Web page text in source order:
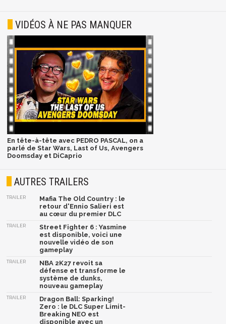
VIDÉOS À NE PAS MANQUER
En tête-à-tête avec PEDRO PASCAL, on a
parlé de Star Wars, Last of Us, Avengers
Doomsday et DiCaprio
AUTRES TRAILERS
TRAILER
Mafia The Old Country : le
retour d'Ennio Salieri est
au cœur du premier DLC
TRAILER
Street Fighter 6 : Yasmine
est disponible, voici une
nouvelle vidéo de son
gameplay
TRAILER
NBA 2K27 revoit sa
défense et transforme le
système de dunks,
nouveau gameplay
TRAILER
Dragon Ball: Sparking!
Zero : le DLC Super Limit-
Breaking NEO est
disponible avec un